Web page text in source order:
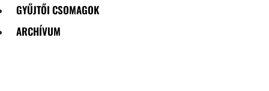
GYŰJTŐI CSOMAGOK
ARCHÍVUM